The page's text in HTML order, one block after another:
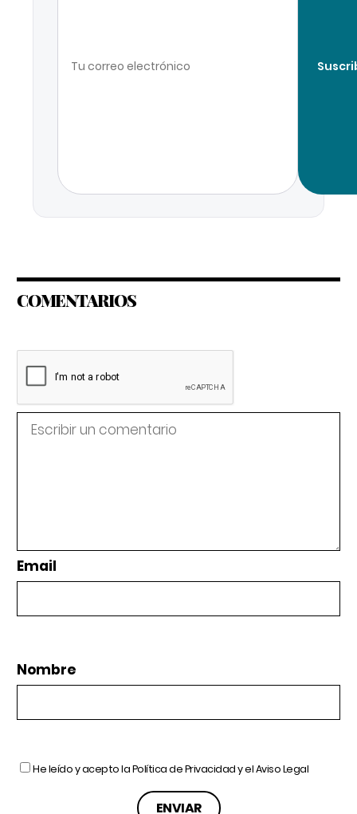
COMENTARIOS
Email
Nombre
He leído y acepto laPolítica de Privacidady elAviso Legal